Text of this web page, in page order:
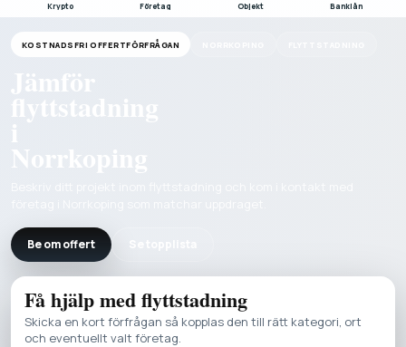
Objekt
Företag Banklån
Krypto
KOSTNADSFRI OFFERTFÖRFRÅGAN
Jämför
Be om offert Se topplista
Få hjälp medflyttstadning
Skicka en kort förfrågan så kopplas den till rätt kategori, ort
och eventuellt valt företag.